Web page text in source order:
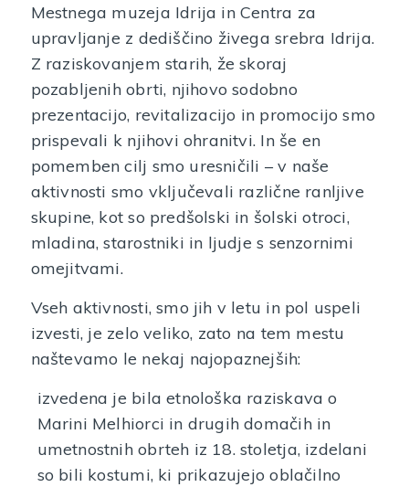
Mestnega muzeja Idrija in Centra za
upravljanje z dediščino živega srebra Idrija.
Z raziskovanjem starih, že skoraj
pozabljenih obrti, njihovo sodobno
prezentacijo, revitalizacijo in promocijo smo
prispevali k njihovi ohranitvi. In še en
pomemben cilj smo uresničili – v naše
aktivnosti smo vključevali različne ranljive
skupine, kot so predšolski in šolski otroci,
mladina, starostniki in ljudje s senzornimi
omejitvami.
Vseh aktivnosti, smo jih v letu in pol uspeli
izvesti, je zelo veliko, zato na tem mestu
naštevamo le nekaj najopaznejših:
izvedena je bila etnološka raziskava o
Marini Melhiorci in drugih domačih in
umetnostnih obrteh iz 18. stoletja, izdelani
so bili kostumi, ki prikazujejo oblačilno